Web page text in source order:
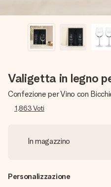
Valigetta in legno
Confezione per Vino con
1,863Voti
In magazzino
Personalizzazione